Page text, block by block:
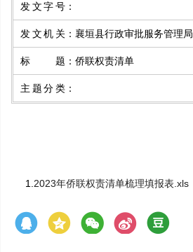
发文字号 ：
发文机关 ： 襄垣县行政审批服务管理局
标题 ： 侨联权责清单
主题分类 ：
1. 2023年侨联权责清单梳理填报表.xls